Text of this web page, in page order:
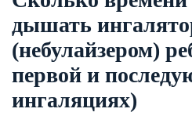
дышать
(небулайзером)
первой и
ингаляциях)